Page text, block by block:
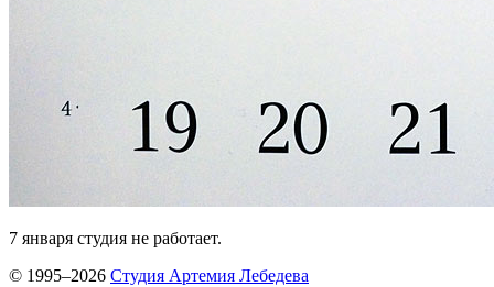
7 января студия не работает.
© 1995–2026 Студия Артемия Лебедева